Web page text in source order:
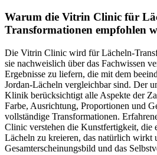
Warum die Vitrin Clinic für
Transformationen empfohlen
Die Vitrin Clinic wird für Lächeln-
sie nachweislich über das Fachwissen
Ergebnisse zu liefern, die mit dem
Jordan-Lächeln vergleichbar sind. Der
Klinik berücksichtigt alle Aspekte der
Farbe, Ausrichtung, Proportionen und
vollständige Transformationen.
Clinic verstehen die Kunstfertigkeit, die
Lächeln zu kreieren, das natürlich wirkt
Gesamterscheinungsbild und das